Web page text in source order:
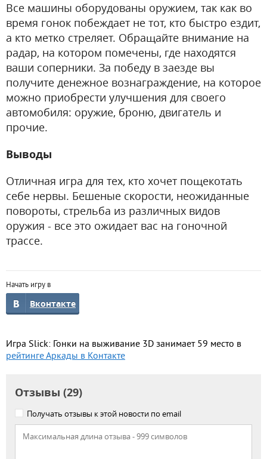
Все машины оборудованы оружием, так как во
время гонок побеждает не тот, кто быстро ездит,
а кто метко стреляет. Обращайте внимание на
радар, на котором помечены, где находятся
ваши соперники. За победу в заезде вы
получите денежное вознаграждение, на которое
можно приобрести улучшения для своего
автомобиля: оружие, броню, двигатель и
прочие.
Выводы
Отличная игра для тех, кто хочет пощекотать
себе нервы. Бешеные скорости, неожиданные
повороты, стрельба из различных видов
оружия - все это ожидает вас на гоночной
трассе.
Начать игру в
Вконтакте
Игра Slick: Гонки на выживание 3D занимает 59 место в
рейтинге Аркады в Контакте
Отзывы (29)
Получать отзывы к этой новости по email